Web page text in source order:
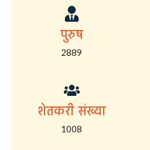
पुरुष
2889
शेतकरी संख्या
1008